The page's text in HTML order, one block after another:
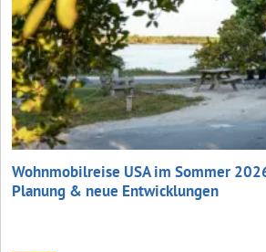
Wohnmobilreise USA im Sommer
Planung & neue Entwicklungen